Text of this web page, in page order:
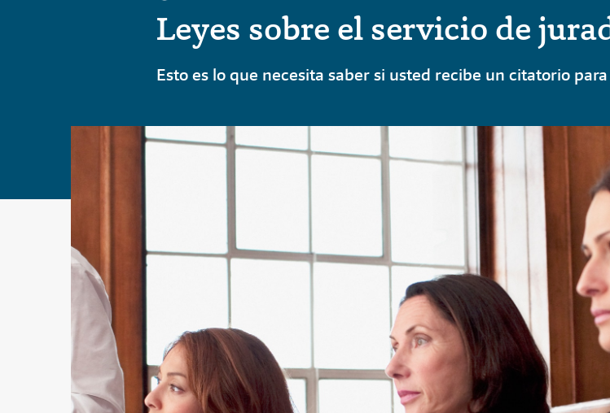
Leyes sobre el servicio de
Esto es lo que necesita saber si usted recibe un citatorio